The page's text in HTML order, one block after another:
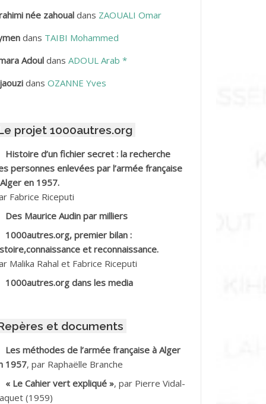
Mohamed Hamoud*
Mohamed *
Ahmed
Mohamed ben Kaddour
Kouider
Ahmed dit le Coiffeur
Mohamed
Salah
M.*
Ali
née zahoualdans ZAOUALI Omar
dans TAIBI Mohammed
Adouldans ADOUL Arab *
dans OZANNE Yves
projet 1000autres.org
Histoire d’un fichier secret : la recherche
personnes enlevées par l’armée française
en 1957.
Fabrice Riceputi
Des Maurice Audin par milliers
1000autres.org, premier bilan :
et reconnaissance.
Malika Rahal et Fabrice Riceputi
1000autres.org dans les media
et documents
Les méthodes de l’armée française à Alger
1957, par Raphaëlle Branche
« Le Cahier vert expliqué », par Pierre Vidal-
(1959)